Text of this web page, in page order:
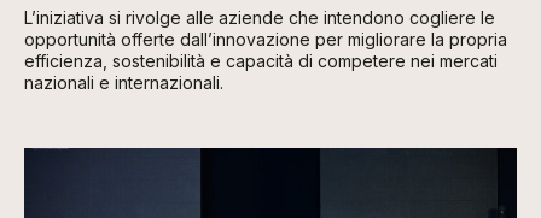
L’iniziativa si rivolge alle aziende che intendono cogliere le
opportunità offerte dall’innovazione per migliorare la propria
efficienza, sostenibilità e capacità di competere nei mercati
nazionali e internazionali.